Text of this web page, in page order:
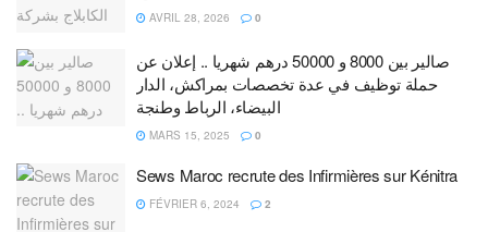
AVRIL 28, 2026 0
صالير بين 8000 و 50000 درهم شهريا .. إعلان عن
حملة توظيف في عدة تخصصات بمراكش، الدار
البيضاء، الرباط وطنجة
MARS 15, 2025 0
Sews Maroc recrute des Infirmières sur Kénitra
FÉVRIER 6, 2024 2